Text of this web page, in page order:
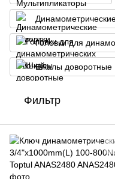
Головки для
Шкалы доворотные
Фильтр